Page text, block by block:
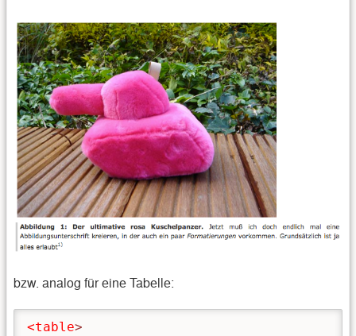
bzw. analog für eine Tabelle:
<table>